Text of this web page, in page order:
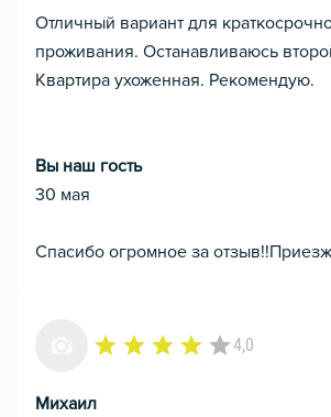
Отличный вариант для
проживания. Останавливаюсь
Квартира ухоженная. Рекомендую.
Вы наш гость
30 мая
Спасибо огромное за
4,0
Михаил